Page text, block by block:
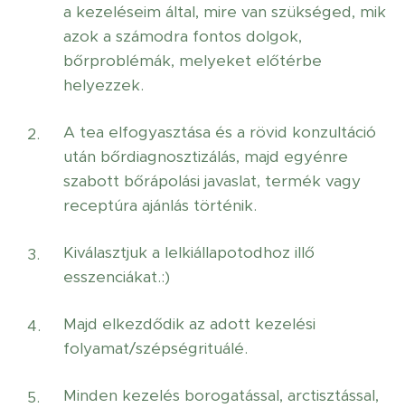
a kezeléseim által, mire van szükséged, mik
azok a számodra fontos dolgok,
bőrproblémák, melyeket előtérbe
helyezzek.
A tea elfogyasztása és a rövid konzultáció
után bőrdiagnosztizálás, majd egyénre
szabott bőrápolási javaslat, termék vagy
receptúra ajánlás történik.
Kiválasztjuk a lelkiállapotodhoz illő
esszenciákat.:)
Majd elkezdődik az adott kezelési
folyamat/szépségrituálé.
Minden kezelés borogatással, arctisztással,